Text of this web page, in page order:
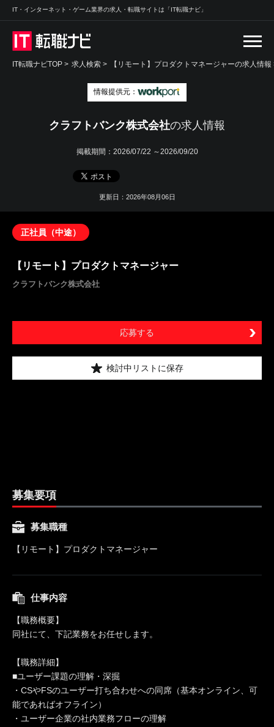
IT・インターネット・ゲーム業界の求人・転職サイトは「IT転職ナビ」
IT転職ナビTOP > 求人検索 > 【リモート】プロダクトマネージャーの求人情報
情報提供元：
クラフトバンク株式会社の求人情報
掲載期間： 2026/07/22 ～2026/09/20
更新日：2026年08月06日
正社員（中途）
【リモート】プロダクトマネージャー
クラフトバンク株式会社
応募する
検討中リストに保存
募集要項
募集職種
【リモート】プロダクトマネージャー
仕事内容
【職務概要】
同社にて、下記業務をお任せします。
【職務詳細】
■ユーザー課題の理解・深掘
・CSやFSのユーザー打ち合わせへの同席（基本オンライン、可
能であればオフライン）
・ユーザー企業の社内業務フローの理解